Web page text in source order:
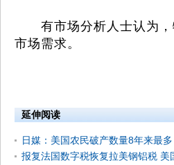
有市场分析人士认为，
市场需求。
延伸阅读
日媒：美国农民破产数量8年来最多
报复法国数字税恢复拉美钢铝税 美